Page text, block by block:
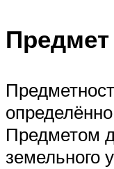
Предметом
земельного